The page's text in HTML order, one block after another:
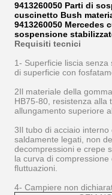
9413260050 Parti di
cuscinetto Bush
9413260050 Mercedes
sospensione
Requisiti tecnici
1- Superficie liscia
di superficie con
2Il materiale della
HB75-80, resistenza alla
allungamento superiore
3Il tubo di acciaio
saldamente legati, non
decompressioni e crepe
la curva di
fluttuazioni.
4- Campiere non